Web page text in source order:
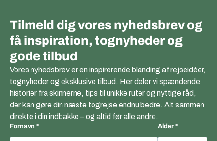
Tilmeld dig vores nyhedsbrev og
få inspiration, tognyheder og
gode tilbud
Vores nyhedsbrev er en inspirerende blanding af rejseidéer,
tognyheder og eksklusive tilbud. Her deler vi spændende
historier fra skinnerne, tips til unikke ruter og nyttige råd,
der kan gøre din næste togrejse endnu bedre. Alt sammen
direkte i din indbakke – og altid før alle andre.
Fornavn Alder